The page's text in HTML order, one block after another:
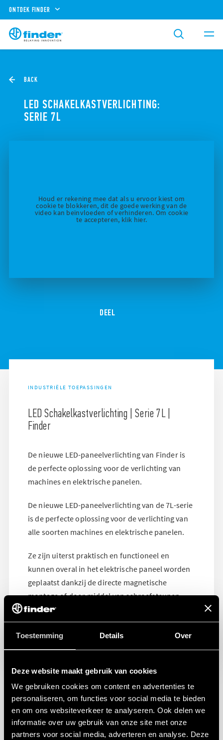
Toestemming Details Over
Deze website maakt gebruik van cookies
We gebruiken cookies om content en advertenties te
personaliseren, om functies voor social media te bieden
en om ons websiteverkeer te analyseren. Ook delen we
informatie over uw gebruik van onze site met onze
partners voor social media, adverteren en analyse. Deze
ONTDEK FINDER
BACK
LED SCHAKELKASTVERLICHTING:
SERIE 7L
Houd er rekening mee dat als u ervoor kiest om
cookie te blokkeren, dit de goede werking van de
video kan beïnvloeden of verhinderen. Om cookie
te accepteren, klik hier.
DEEL
INDUSTRIËLE TOEPASSINGEN
LED Schakelkastverlichting | Serie 7L |
Finder
De nieuwe LED-paneelverlichting van Finder is
de perfecte oplossing voor de verlichting van
machines en elektrische panelen.
De nieuwe LED-paneelverlichting van de 7L-serie
is de perfecte oplossing voor de verlichting van
alle soorten machines en elektrische panelen.
Ze zijn uiterst praktisch en functioneel en
kunnen overal in het elektrische paneel worden
geplaatst dankzij de directe magnetische
montage of door middel van schroefsteunen.